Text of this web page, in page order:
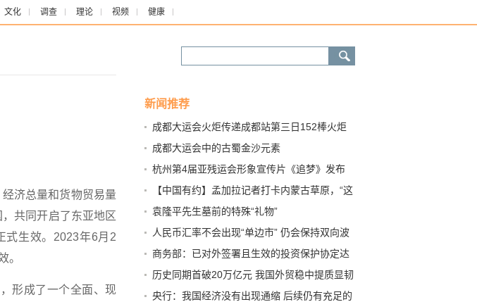
文化 调查 理论 视频 健康
济总量和货物贸易量
共同开启了东亚地区
式生效。2023年6月2
。
形成了一个全面、现
新闻推荐
成都大运会火炬传递成都站第三日152棒火炬
手接力传递
成都大运会中的古蜀金沙元素
杭州第4届亚残运会形象宣传片《追梦》发布
【中国有约】孟加拉记者打卡内蒙古草原，“这
里景色太美了”
袁隆平先生墓前的特殊“礼物”
人民币汇率不会出现“单边市” 仍会保持双向波
动、动态均衡
商务部：已对外签署且生效的投资保护协定达
到108个
历史同期首破20万亿元 我国外贸稳中提质显韧
央行：我国经济没有出现通缩 后续仍有充足的